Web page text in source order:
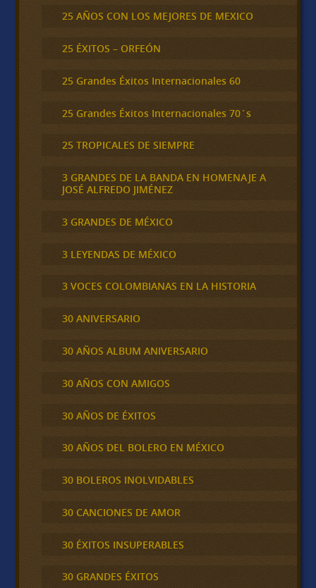
25 AÑOS CON LOS MEJORES DE MEXICO
25 ÉXITOS – ORFEÓN
25 Grandes Éxitos Internacionales 60
25 Grandes Éxitos Internacionales 70´s
25 TROPICALES DE SIEMPRE
3 GRANDES DE LA BANDA EN HOMENAJE A
JOSÉ ALFREDO JIMÉNEZ
3 GRANDES DE MÉXICO
3 LEYENDAS DE MÉXICO
3 VOCES COLOMBIANAS EN LA HISTORIA
30 ANIVERSARIO
30 AÑOS ALBUM ANIVERSARIO
30 AÑOS CON AMIGOS
30 AÑOS DE ÉXITOS
30 AÑOS DEL BOLERO EN MÉXICO
30 BOLEROS INOLVIDABLES
30 CANCIONES DE AMOR
30 ÉXITOS INSUPERABLES
30 GRANDES ÉXITOS